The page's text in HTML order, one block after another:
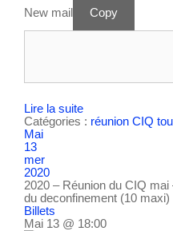
New mail
Copy
Lire la suite
Catégories : réunion CIQ
Mai
13
mer
2020
2020 – Réunion du CIQ
du deconfinement (10 maxi)
Billets
Mai 13 @ 18:00